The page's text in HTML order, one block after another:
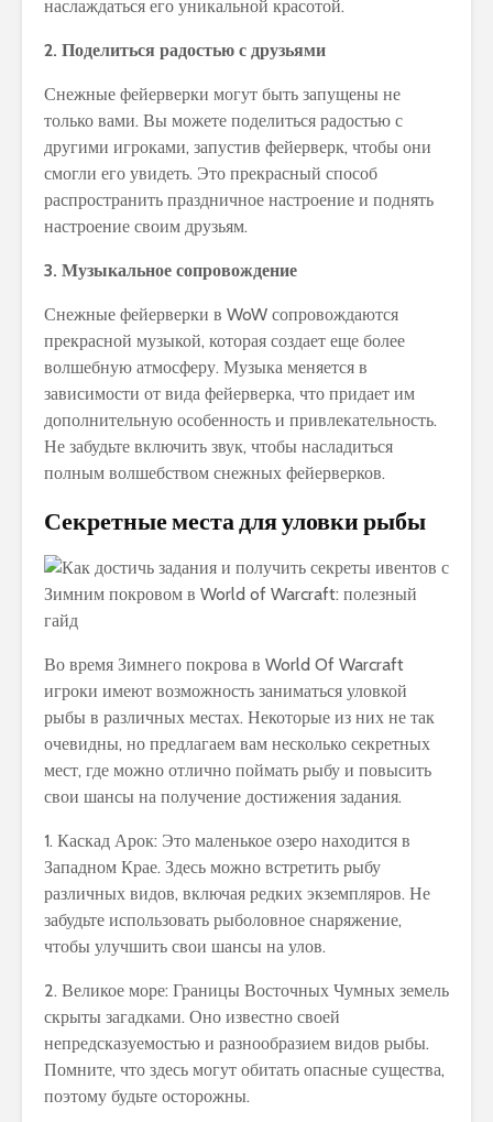
наслаждаться его уникальной красотой.
2. Поделиться радостью с друзьями
Снежные фейерверки могут быть запущены не
только вами. Вы можете поделиться радостью с
другими игроками, запустив фейерверк, чтобы они
смогли его увидеть. Это прекрасный способ
распространить праздничное настроение и поднять
настроение своим друзьям.
3. Музыкальное сопровождение
Снежные фейерверки в WoW сопровождаются
прекрасной музыкой, которая создает еще более
волшебную атмосферу. Музыка меняется в
зависимости от вида фейерверка, что придает им
дополнительную особенность и привлекательность.
Не забудьте включить звук, чтобы насладиться
полным волшебством снежных фейерверков.
Секретные места для уловки рыбы
Во время Зимнего покрова в World Of Warcraft
игроки имеют возможность заниматься уловкой
рыбы в различных местах. Некоторые из них не так
очевидны, но предлагаем вам несколько секретных
мест, где можно отлично поймать рыбу и повысить
свои шансы на получение достижения задания.
1. Каскад Арок: Это маленькое озеро находится в
Западном Крае. Здесь можно встретить рыбу
различных видов, включая редких экземпляров. Не
забудьте использовать рыболовное снаряжение,
чтобы улучшить свои шансы на улов.
2. Великое море: Границы Восточных Чумных земель
скрыты загадками. Оно известно своей
непредсказуемостью и разнообразием видов рыбы.
Помните, что здесь могут обитать опасные существа,
поэтому будьте осторожны.